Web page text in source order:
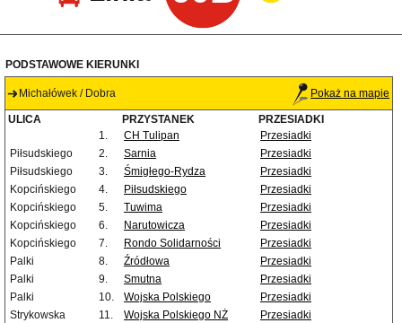
PODSTAWOWE KIERUNKI
Michałówek / Dobra Pokaż na mapie
ULICA PRZYSTANEK
PRZESIADKI
1.
CH Tulipan
Przesiadki
Piłsudskiego
2. Sarnia
Przesiadki
Piłsudskiego
3. Śmigłego-Rydza
Przesiadki
Kopcińskiego
4. Piłsudskiego
Przesiadki
Kopcińskiego
5. Tuwima
Przesiadki
Kopcińskiego
6. Narutowicza
Przesiadki
Kopcińskiego
7. Rondo Solidarności
Przesiadki
Palki
8. Źródłowa
Przesiadki
Palki
9. Smutna
Przesiadki
Palki
10. Wojska Polskiego
Przesiadki
Strykowska
11. Wojska Polskiego NŻ
Przesiadki